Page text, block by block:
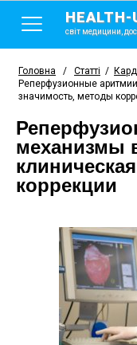
HEALTH-
світ медицини,
Головна / Статті /
Реперфузионные
значимость, методы
механизмы
коррекции